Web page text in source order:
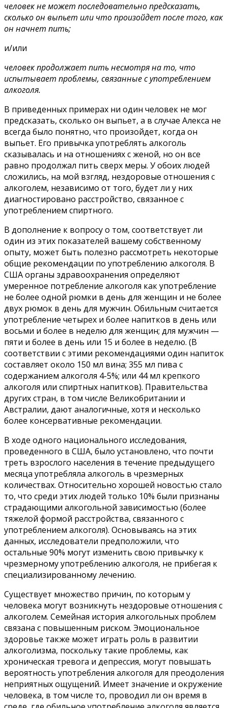
человек не может последовательно предсказать,
сколько он выпьет или что произойдет после того, как
он начнет пить;
и/или
человек продолжает пить несмотря на то, что
испытывает проблемы, связанные с употреблением
алкоголя.
В приведенных примерах ни один человек не мог
предсказать, сколько он выпьет, а в случае Алекса не
всегда было понятно, что произойдет, когда он
выпьет. Его привычка употреблять алкоголь
сказывалась и на отношениях с женой, но он все
равно продолжал пить сверх меры. У обоих людей
сложились, на мой взгляд, нездоровые отношения с
алкоголем, независимо от того, будет ли у них
диагностировано расстройство, связанное с
употреблением спиртного.
В дополнение к вопросу о том, соответствует ли
один из этих показателей вашему собственному
опыту, может быть полезно рассмотреть некоторые
общие рекомендации по употреблению алкоголя. В
США органы здравоохранения определяют
умеренное потребление алкоголя как употребление
не более одной рюмки в день для женщин и не более
двух рюмок в день для мужчин. Обильным считается
употребление четырех и более напитков в день или
восьми и более в неделю для женщин; для мужчин —
пяти и более в день или 15 и более в неделю. (В
соответствии с этими рекомендациями один напиток
составляет около 150 мл вина; 355 мл пива с
содержанием алкоголя 4-5%; или 44 мл крепкого
алкоголя или спиртных напитков). Правительства
других стран, в том числе Великобритании и
Австралии, дают аналогичные, хотя и несколько
более консервативные рекомендации.
В ходе одного национального исследования,
проведенного в США, было установлено, что почти
треть взрослого населения в течение предыдущего
месяца употребляла алкоголь в чрезмерных
количествах. Относительно хорошей новостью стало
то, что среди этих людей только 10% были признаны
страдающими алкогольной зависимостью (более
тяжелой формой расстройства, связанного с
употреблением алкоголя). Основываясь на этих
данных, исследователи предположили, что
остальные 90% могут изменить свою привычку к
чрезмерному употреблению алкоголя, не прибегая к
специализированному лечению.
Существует множество причин, по которым у
человека могут возникнуть нездоровые отношения с
алкоголем. Семейная история алкогольных проблем
связана с повышенным риском. Эмоциональное
здоровье также может играть роль в развитии
алкоголизма, поскольку такие проблемы, как
хроническая тревога и депрессия, могут повышать
вероятность употребления алкоголя для преодоления
неприятных ощущений. Имеет значение и окружение
человека, в том числе то, проводил ли он время в